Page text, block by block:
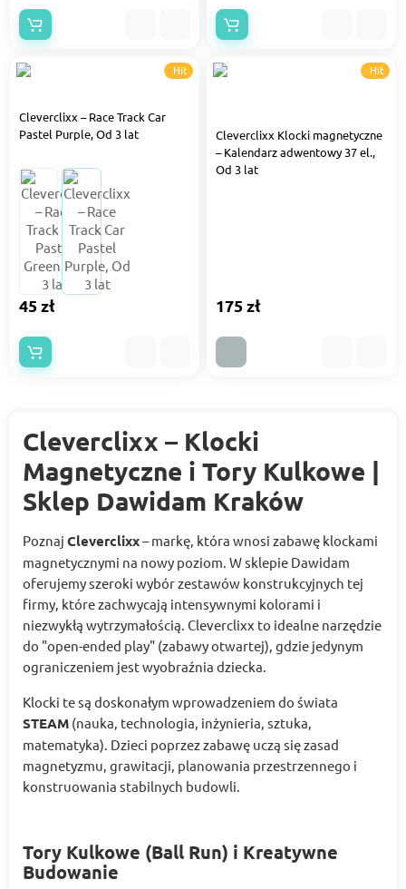
Hit
Cleverclixx – Race Track Car
Pastel Purple, Od 3 lat
45 zł
Hit
Cleverclixx Klocki magnetyczne
– Kalendarz adwentowy 37 el.,
Od 3 lat
175 zł
Cleverclixx – Klocki
Magnetyczne i Tory Kulkowe |
Sklep Dawidam Kraków
Poznaj Cleverclixx– markę, która wnosi zabawę klockami
magnetycznymi na nowy poziom. W sklepie Dawidam
oferujemy szeroki wybór zestawów konstrukcyjnych tej
firmy, które zachwycają intensywnymi kolorami i
niezwykłą wytrzymałością. Cleverclixx to idealne narzędzie
do "open-ended play" (zabawy otwartej), gdzie jedynym
ograniczeniem jest wyobraźnia dziecka.
Klocki te są doskonałym wprowadzeniem do świata
STEAM (nauka, technologia, inżynieria, sztuka,
matematyka). Dzieci poprzez zabawę uczą się zasad
magnetyzmu, grawitacji, planowania przestrzennego i
konstruowania stabilnych budowli.
Tory Kulkowe (Ball Run) i Kreatywne
Budowanie